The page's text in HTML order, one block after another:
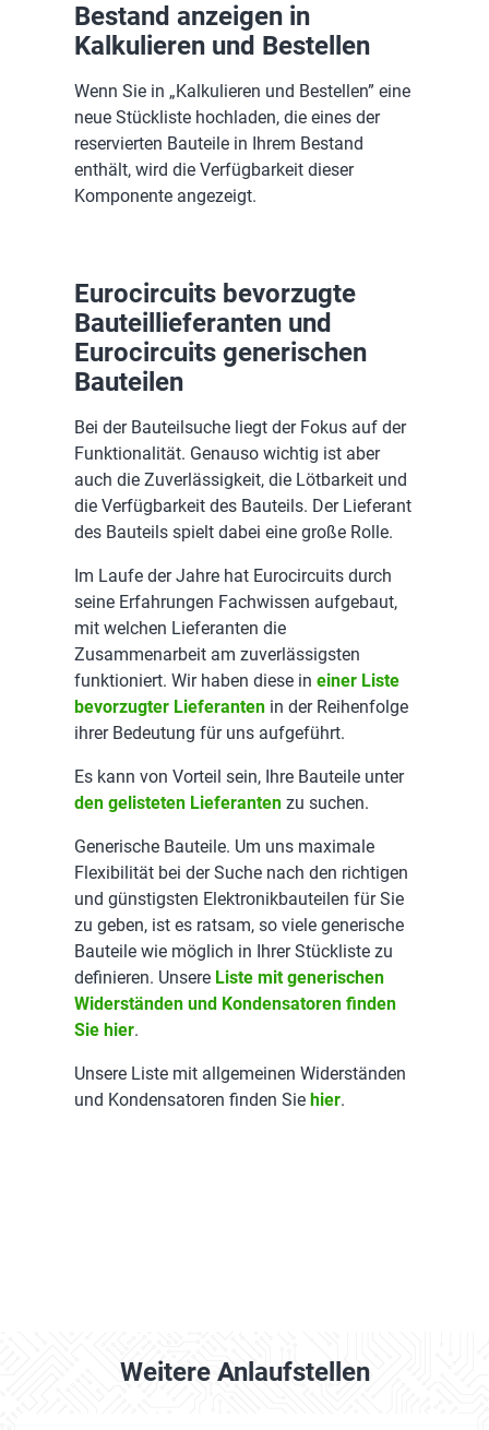
Bestand anzeigen in
Kalkulieren und Bestellen
Wenn Sie in „Kalkulieren und Bestellen” eine
neue Stückliste hochladen, die eines der
reservierten Bauteile in Ihrem Bestand
enthält, wird die Verfügbarkeit dieser
Komponente angezeigt.
Eurocircuits bevorzugte
Bauteillieferanten und
Eurocircuits generischen
Bauteilen
Bei der Bauteilsuche liegt der Fokus auf der
Funktionalität. Genauso wichtig ist aber
auch die Zuverlässigkeit, die Lötbarkeit und
die Verfügbarkeit des Bauteils. Der Lieferant
des Bauteils spielt dabei eine große Rolle.
Im Laufe der Jahre hat Eurocircuits durch
seine Erfahrungen Fachwissen aufgebaut,
mit welchen Lieferanten die
Zusammenarbeit am zuverlässigsten
funktioniert. Wir haben diese in einer Liste
bevorzugter Lieferanten in der Reihenfolge
ihrer Bedeutung für uns aufgeführt.
Es kann von Vorteil sein, Ihre Bauteile unter
den gelisteten Lieferanten zu suchen.
Generische Bauteile. Um uns maximale
Flexibilität bei der Suche nach den richtigen
und günstigsten Elektronikbauteilen für Sie
zu geben, ist es ratsam, so viele generische
Bauteile wie möglich in Ihrer Stückliste zu
definieren. Unsere Liste mit generischen
Widerständen und Kondensatoren finden
Sie hier.
Unsere Liste mit allgemeinen Widerständen
und Kondensatoren finden Sie hier.
Weitere Anlaufstellen